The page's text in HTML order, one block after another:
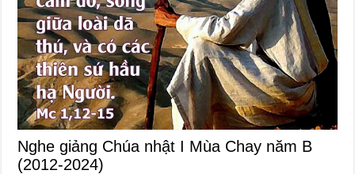
Nghe giảng Chúa nhật I Mùa Chay năm B
(2012-2024)